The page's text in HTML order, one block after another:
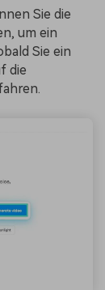
Sie die
um ein
Sie ein
die